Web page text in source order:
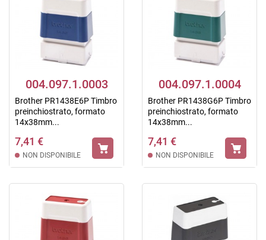
004.097.1.0003
Brother PR1438E6P Timbro
preinchiostrato, formato
14x38mm...
7,41 €
NON DISPONIBILE
004.097.1.0004
Brother PR1438G6P Timbro
preinchiostrato, formato
14x38mm...
7,41 €
NON DISPONIBILE